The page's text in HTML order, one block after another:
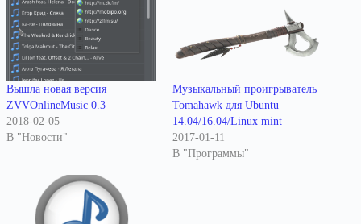
Вышла новая версия
ZVVOnlineMusic 0.3
2018-02-05
В "Новости"
Музыкальный проигрыватель
Tomahawk для Ubuntu
14.04/16.04/Linux mint
2017-01-11
В "Программы"